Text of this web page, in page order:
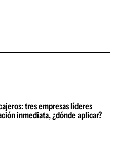
tres empresas líderes
inmediata, ¿dónde aplicar?